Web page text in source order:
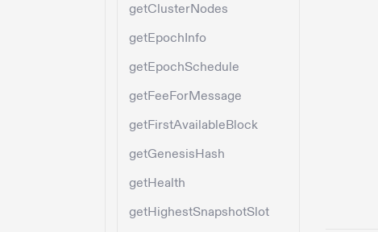
getClusterNodes
getEpochInfo
getEpochSchedule
getFeeForMessage
getFirstAvailableBlock
getGenesisHash
getHealth
getHighestSnapshotSlot